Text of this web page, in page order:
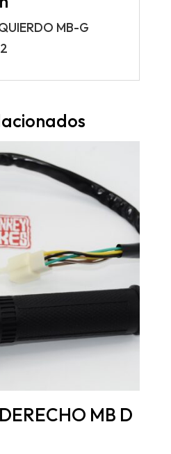
MB-G
MB D